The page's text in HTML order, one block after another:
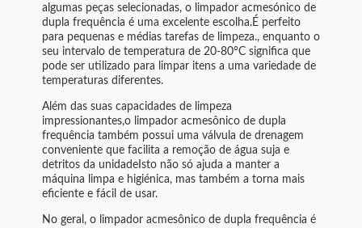
algumas peças selecionadas, o limpador acmesónico de
dupla frequência é uma excelente escolha.É perfeito
para pequenas e médias tarefas de limpeza., enquanto o
seu intervalo de temperatura de 20-80°C significa que
pode ser utilizado para limpar itens a uma variedade de
temperaturas diferentes.
Além das suas capacidades de limpeza
impressionantes,o limpador acmesônico de dupla
frequência também possui uma válvula de drenagem
conveniente que facilita a remoção de água suja e
detritos da unidadeIsto não só ajuda a manter a
máquina limpa e higiénica, mas também a torna mais
eficiente e fácil de usar.
No geral, o limpador acmesônico de dupla frequência é